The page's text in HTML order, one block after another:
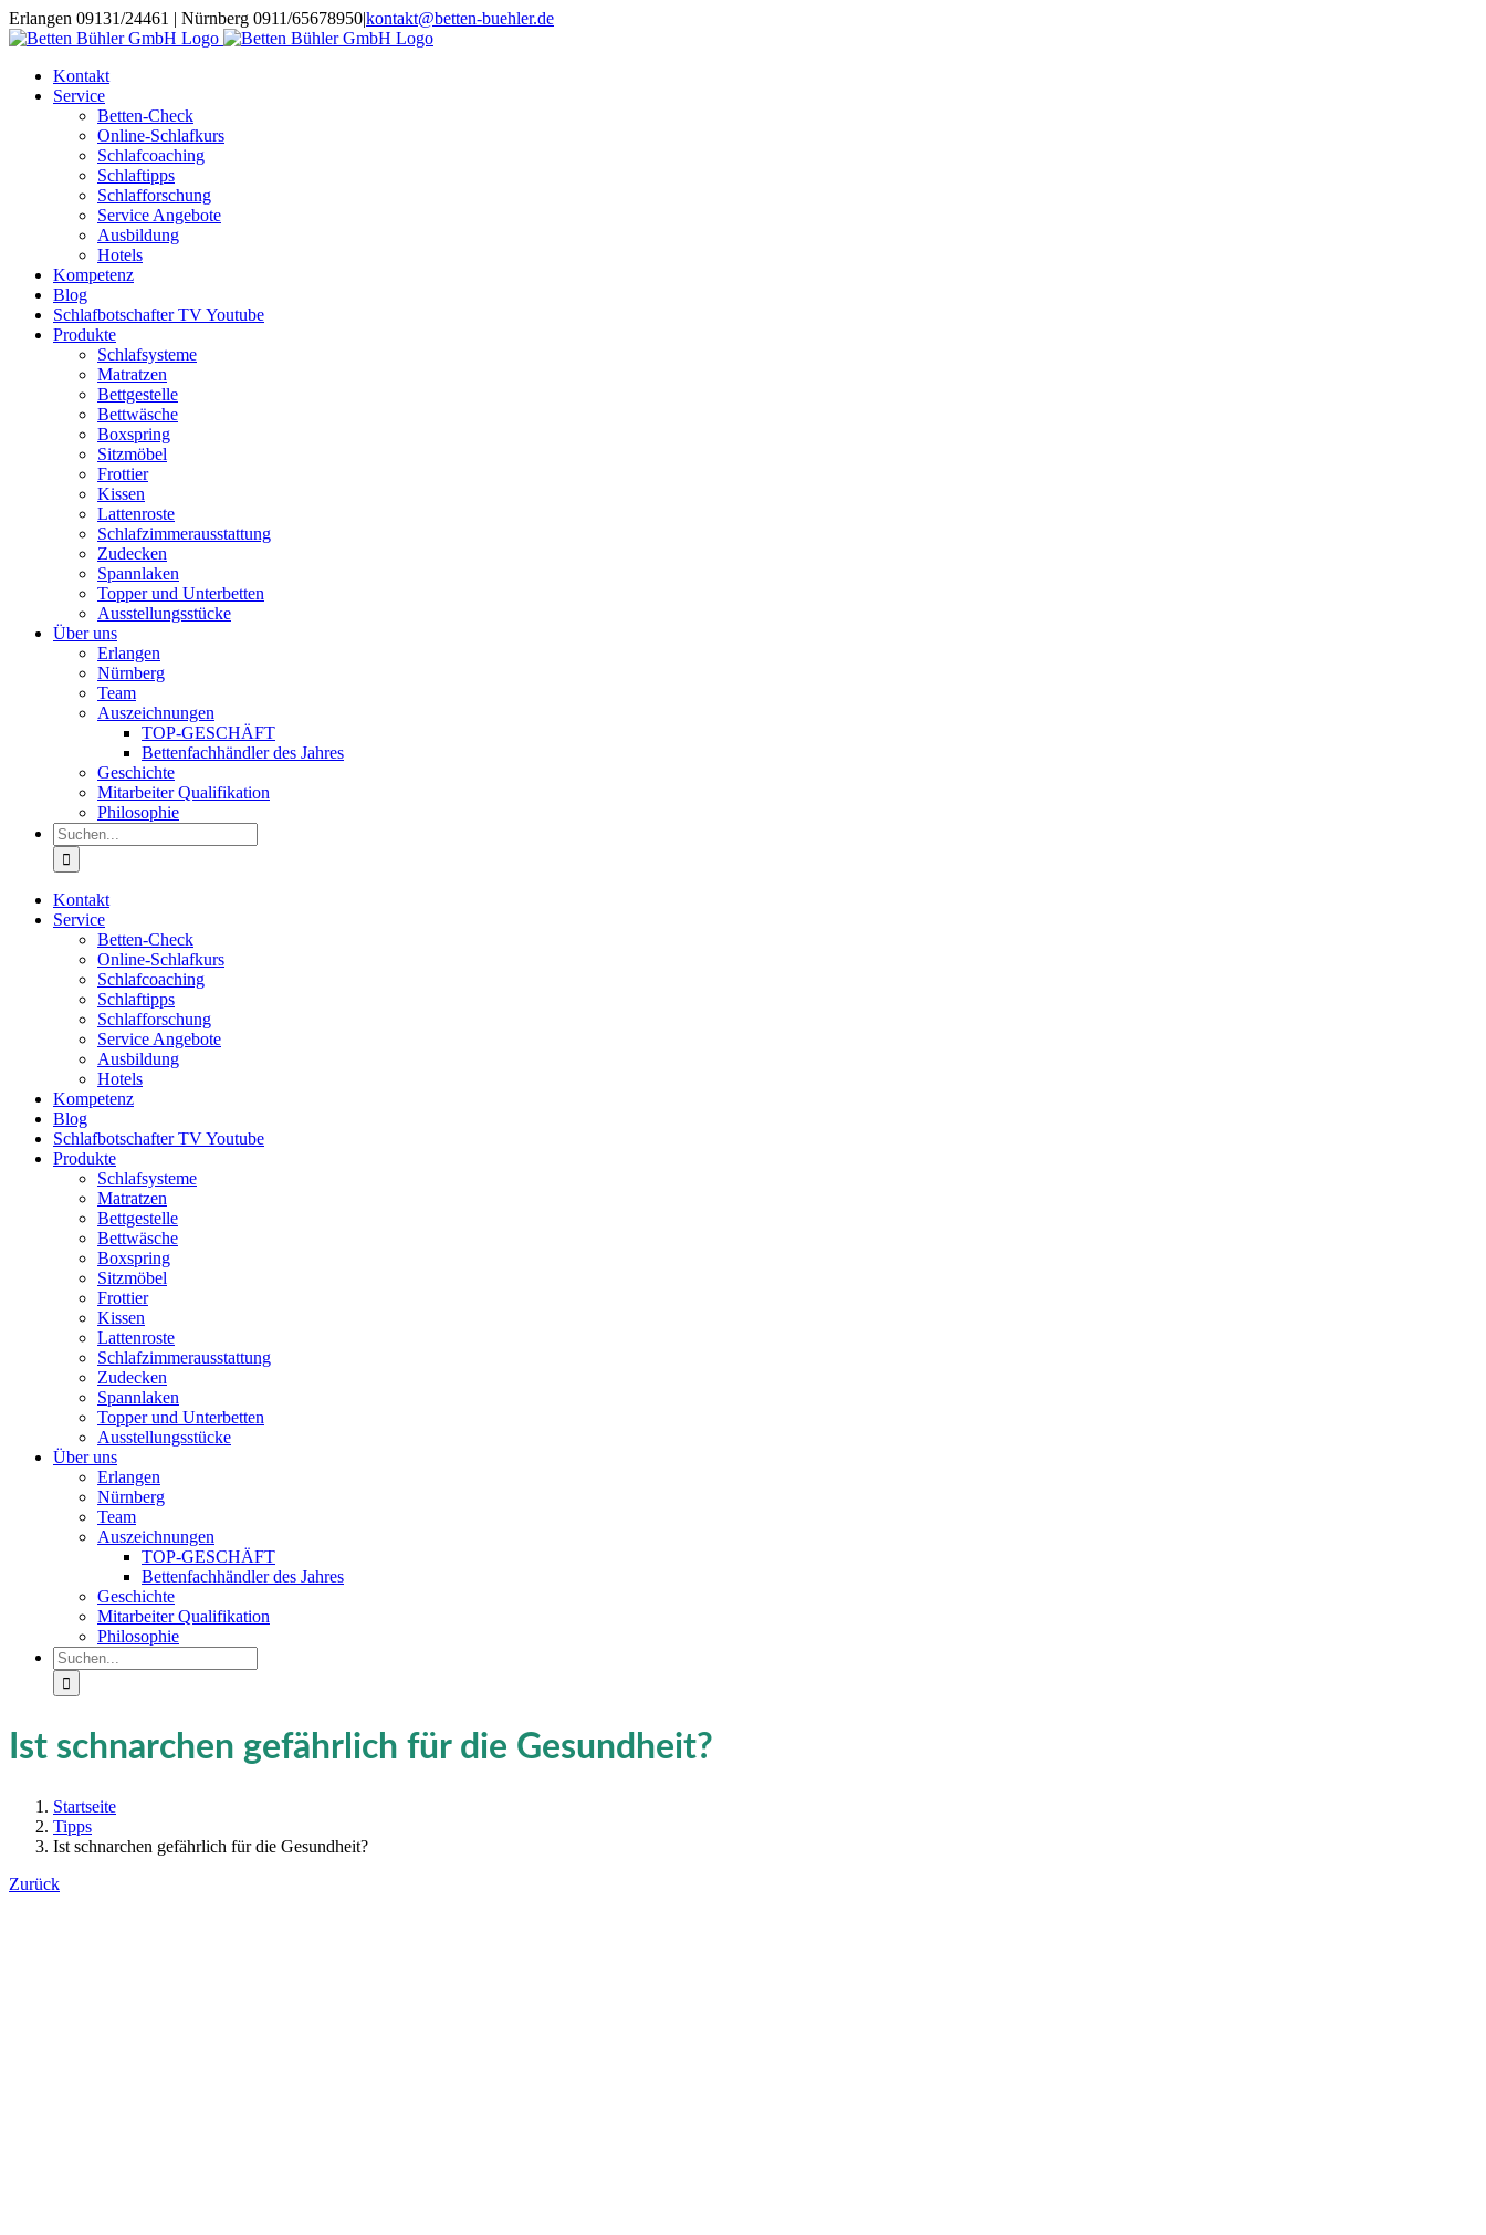
Zum
Inhalt
Erlangen 09131/24461 | Nürnberg 0911/65678950|kontakt@betten-buehler.de
Kontakt
Service
Betten-Check
Online-Schlafkurs
Schlafcoaching
Schlaftipps
Schlafforschung
Service Angebote
Ausbildung
Hotels
Kompetenz
Blog
Schlafbotschafter TV Youtube
Produkte
Schlafsysteme
Matratzen
Bettgestelle
Bettwäsche
Boxspring
Sitzmöbel
Frottier
Kissen
Lattenroste
Schlafzimmerausstattung
Zudecken
Spannlaken
Topper und Unterbetten
Ausstellungsstücke
Über uns
Erlangen
Nürnberg
Team
Auszeichnungen
TOP-GESCHÄFT
Bettenfachhändler des Jahres
Geschichte
Mitarbeiter Qualifikation
Philosophie
Suche
nach:
Kontakt
Service
Betten-Check
Online-Schlafkurs
Schlafcoaching
Schlaftipps
Schlafforschung
Service Angebote
Ausbildung
Hotels
Kompetenz
Blog
Schlafbotschafter TV Youtube
Produkte
Schlafsysteme
Matratzen
Bettgestelle
Bettwäsche
Boxspring
Sitzmöbel
Frottier
Kissen
Lattenroste
Schlafzimmerausstattung
Zudecken
Spannlaken
Topper und Unterbetten
Ausstellungsstücke
Über uns
Erlangen
Nürnberg
Team
Auszeichnungen
TOP-GESCHÄFT
Bettenfachhändler des Jahres
Geschichte
Mitarbeiter Qualifikation
Philosophie
Suche
nach:
Ist schnarchen gefährlich für die Gesundheit?
Startseite
Tipps
Ist schnarchen gefährlich für die Gesundheit?
Zurück